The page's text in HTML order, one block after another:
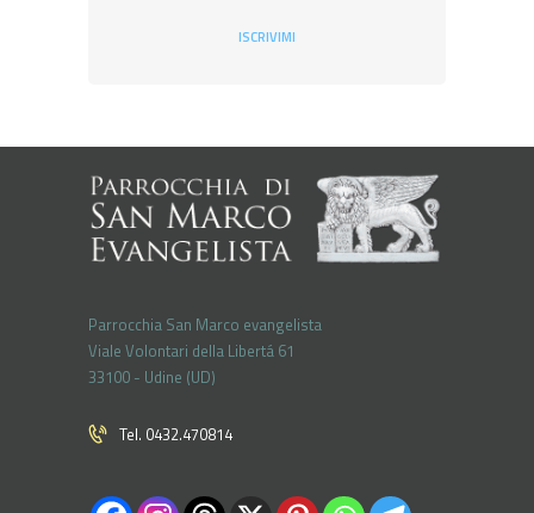
ISCRIVIMI
Parrocchia San Marco evangelista
Viale Volontari della Libertá 61
33100 - Udine (UD)
Tel. 0432.470814